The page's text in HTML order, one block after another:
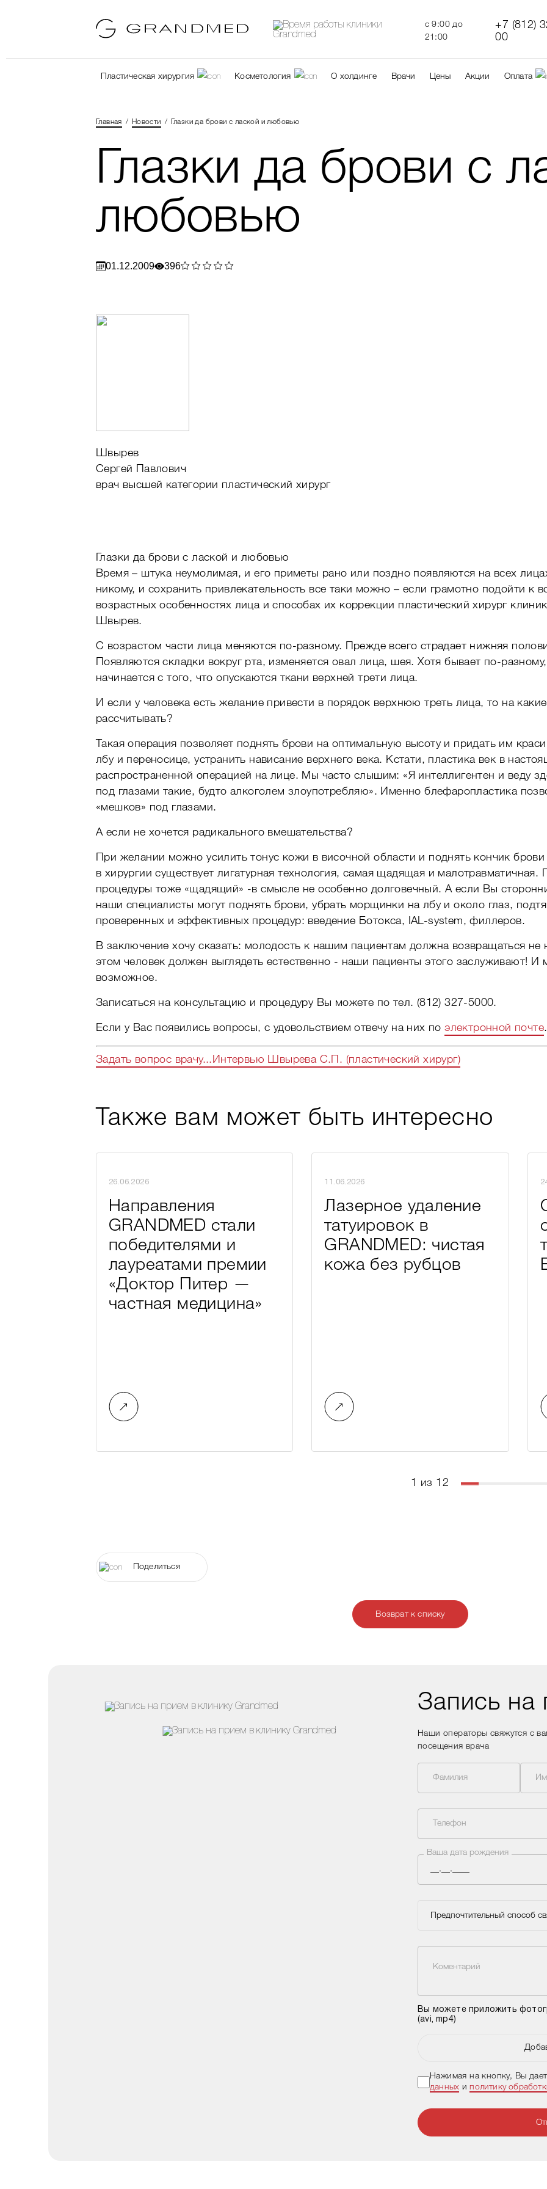
c 9:00 до
21:00
+7 (812)
00
Пластическая хирургия Косметология О холдинге Врачи Цены Акции Оплата
Главная Новости Глазки да брови с лаской и любовью
Глазки да брови с
любовью
01.12.2009 396
Швырев
Сергей Павлович
врач высшей категории пластический хирург
Глазки да брови с лаской и любовью
Время – штука неумолимая, и его приметы рано или поздно появляются на всех
никому, и сохранить привлекательность все таки можно – если грамотно подойти к
возрастных особенностях лица и способах их коррекции пластический хирург
Швырев.
C возрастом части лица меняются по-разному. Прежде всего страдает нижняя
Появляются складки вокруг рта, изменяется овал лица, шея. Хотя бывает по-
начинается с того, что опускаются ткани верхней трети лица.
И если у человека есть желание привести в порядок верхнюю треть лица, то на
рассчитывать?
Такая операция позволяет поднять брови на оптимальную высоту и придать им
лбу и переносице, устранить нависание верхнего века. Кстати, пластика век в
распространенной операцией на лице. Мы часто слышим: «Я интеллигентен и веду
под глазами такие, будто алкоголем злоупотребляю». Именно блефаропластика
«мешков» под глазами.
А если не хочется радикального вмешательства?
При желании можно усилить тонус кожи в височной области и поднять кончик
в хирургии существует лигатурная технология, самая щадящая и
процедуры тоже «щадящий» -в смысле не особенно долговечный. А если Вы
наши специалисты могут поднять брови, убрать морщинки на лбу и около глаз,
проверенных и эффективных процедур: введение Ботокса, IAL-system, филлеров.
В заключение хочу сказать: молодость к нашим пациентам должна возвращаться не
этом человек должен выглядеть естественно - наши пациенты этого заслуживают! И
возможное.
Записаться на консультацию и процедуру Вы можете по тел. (812) 327-5000.
Если у Вас появились вопросы, с удовольствием отвечу на них поэлектронной почте.
Задать вопрос врачу...Интервью Швырева С.П. (пластический хирург)
Также вам может быть интересно
26.06.2026
Направления
GRANDMED стали
победителями и
лауреатами премии
«Доктор Питер —
частная медицина»
11.06.2026
Лазерное удаление
татуировок в
GRANDMED: чистая
кожа без рубцов
1 из 12
Поделиться
Возврат к списку
Запись на
Наши операторы свяжутся с
посещения врача
Фамилия
Телефон
Ваша дата рождения
Предпочтительный способ
Коментарий
Вы можете приложить
(avi, mp4)
Нажимая на кнопку, Вы
данных иполитику